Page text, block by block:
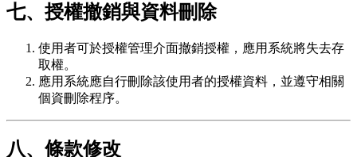
七、授權撤銷與資料刪除
使用者可於授權管理介面撤銷授權，應用系統將失去存
取權。
應用系統應自行刪除該使用者的授權資料，並遵守相關
個資刪除程序。
八、條款修改